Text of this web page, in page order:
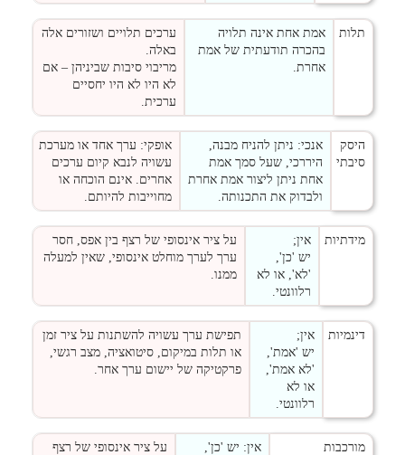
תלות
אמת אחת אינה תלויה
בהכרה תודעתית של אמת
אחרת.
ערכים תלויים ושזורים אלה
באלה.
מריבוי סיבות שביניהן – אם
לא היו לא היו יחסיים
ערכית.
היסק
סיבתי
אנכי: ניתן להניח מבנה,
היררכי, שעל סמך אמת
אחת ניתן ליצור אמת אחרת
ולבדוק את התכנותה.
אופקי: ערך אחד או מערכת
עשויה לנבא קיום ערכים
אחרים. אינם הוכחה או
מחוייבות להיותם.
מידתיות
אין;
יש 'כן',
'לא', או לא
רלוונטי.
על ציר אינסופי של רצף בין אפס, חסר
ערך לערך מוחלט אינסופי, שאין למעלה
ממנו.
דינמיות
אין;
יש 'אמת',
'לא אמת',
או לא
רלוונטי.
תפישת ערך עשויה להשתנות על ציר זמן
או תלות במיקום, סיטואציה, מצב רגשי,
פרקטיקה של יישום ערך אחר.
מורכבות
אין: יש 'כן',
על ציר אינסופי של רצף